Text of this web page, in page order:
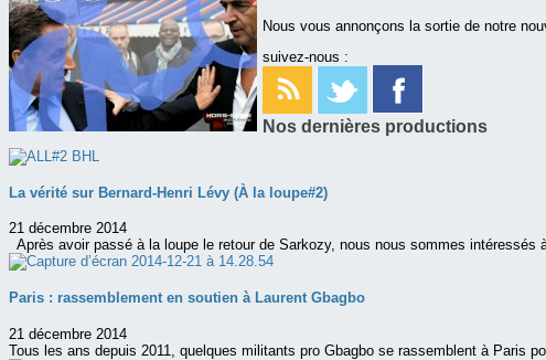
Nous vous annonçons la sortie de notre
suivez-nous :
Nos dernières productions
La vérité sur Bernard-Henri Lévy (À la loupe#2)
21 décembre 2014
Après avoir passé à la loupe le retour de Sarkozy, nous nous sommes intéressés
Paris : rassemblement en soutien à Laurent Gbagbo
21 décembre 2014
Tous les ans depuis 2011, quelques militants pro Gbagbo se rassemblent à Paris